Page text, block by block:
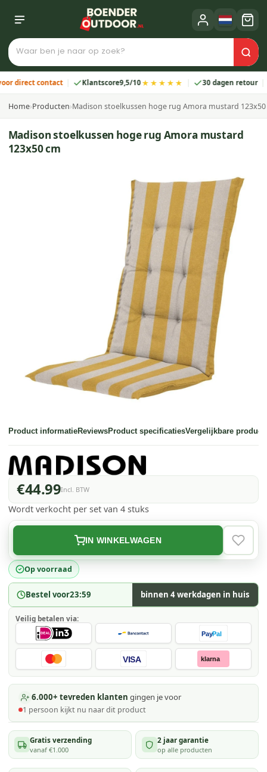
contact Klantscore9,5/10★★★★★ 30 dagen retour 2
Home›Producten›Madison stoelkussen hoge rug Amora mustard
Madison stoelkussen hoge rug Amora mustard
123x50 cm
Product informatieReviewsProduct specificatiesVergelijkbare
€44.99Incl. BTW
Op voorraad
Bestel voor23:59 binnen 4 werkdagen in huis
Wordt verkocht per set van 4 stuks
IN WINKELWAGEN
Veilig betalen via:
PayPal
VISA klarna
6.000+ tevreden klanten gingen je voor
1 persoon kijkt nu naar dit product
Gratis verzending
vanaf €1.000
2 jaar garantie
op alle producten